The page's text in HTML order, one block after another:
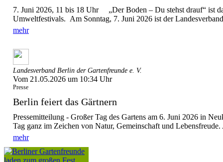
7. Juni 2026, 11 bis 18 Uhr „Der Boden – Du stehst drauf“ ist
Umweltfestivals. Am Sonntag, 7. Juni 2026 ist der
mehr
Landesverband Berlin der Gartenfreunde e. V.
Vom 21.05.2026 um 10:34 Uhr
Presse
Berlin feiert das Gärtnern
Pressemitteilung - Großer Tag des Gartens am 6. Juni 2026 in
Tag ganz im Zeichen von Natur, Gemeinschaft und
mehr